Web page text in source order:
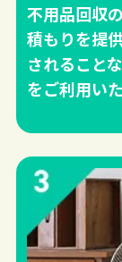
不用品回収
積もりを提
されること
をご利用い